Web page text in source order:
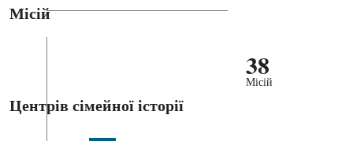
Місій
38
Місій
Центрів сімейної історії